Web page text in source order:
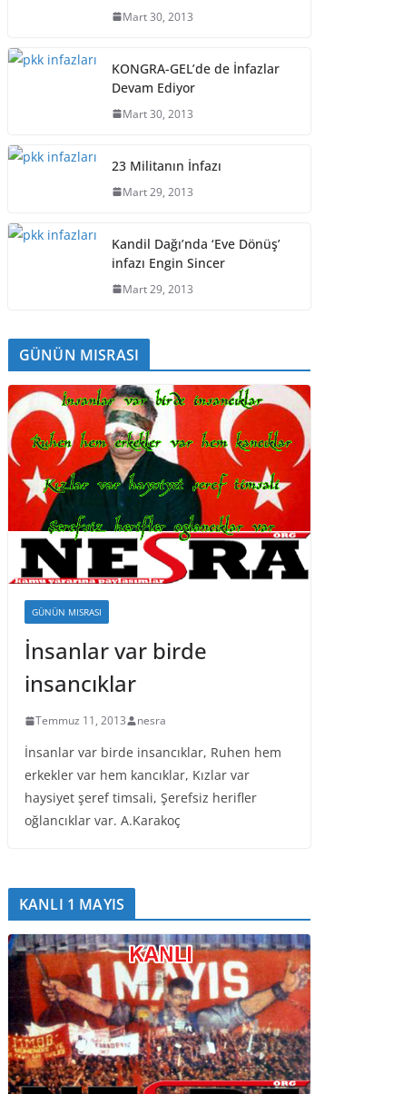
Mart 30, 2013
KONGRA-GEL’de de İnfazlar
Devam Ediyor
Mart 30, 2013
23 Militanın İnfazı
Mart 29, 2013
Kandil Dağı’nda ‘Eve Dönüş’
infazı Engin Sincer
Mart 29, 2013
GÜNÜN MISRASI
GÜNÜN MISRASI
İnsanlar var birde
insancıklar
Temmuz 11, 2013 nesra
İnsanlar var birde insancıklar, Ruhen hem
erkekler var hem kancıklar, Kızlar var
haysiyet şeref timsali, Şerefsiz herifler
oğlancıklar var. A.Karakoç
KANLI 1 MAYIS